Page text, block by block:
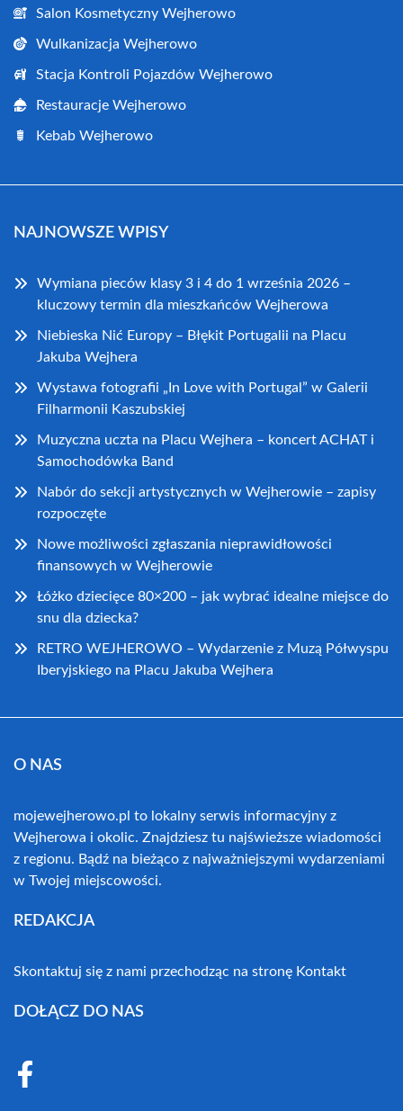
Salon Kosmetyczny Wejherowo
Wulkanizacja Wejherowo
Stacja Kontroli Pojazdów Wejherowo
Restauracje Wejherowo
Kebab Wejherowo
NAJNOWSZE WPISY
Wymiana pieców klasy 3 i 4 do 1 września 2026 –
kluczowy termin dla mieszkańców Wejherowa
Niebieska Nić Europy – Błękit Portugalii na Placu
Jakuba Wejhera
Wystawa fotografii „In Love with Portugal” w Galerii
Filharmonii Kaszubskiej
Muzyczna uczta na Placu Wejhera – koncert ACHAT i
Samochodówka Band
Nabór do sekcji artystycznych w Wejherowie – zapisy
rozpoczęte
Nowe możliwości zgłaszania nieprawidłowości
finansowych w Wejherowie
Łóżko dziecięce 80×200 – jak wybrać idealne miejsce do
snu dla dziecka?
RETRO WEJHEROWO – Wydarzenie z Muzą Półwyspu
Iberyjskiego na Placu Jakuba Wejhera
O NAS
mojewejherowo.pl to lokalny serwis informacyjny z
Wejherowa i okolic. Znajdziesz tu najświeższe wiadomości
z regionu. Bądź na bieżąco z najważniejszymi wydarzeniami
w Twojej miejscowości.
REDAKCJA
Skontaktuj się z nami przechodząc na stronę Kontakt
DOŁĄCZ DO NAS